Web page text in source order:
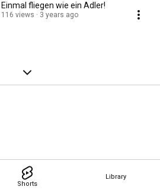
Shorts
Library
Einmal fliegen wie ein Adler!
116 views 3 years ago